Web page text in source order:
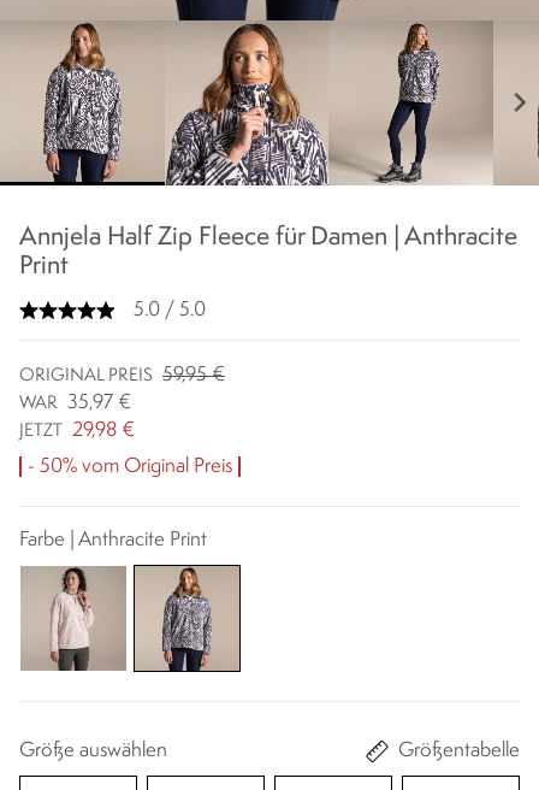
chevron_right
Annjela Half Zip Fleece für Damen | Anthracite
Print
5.0 / 5.0
ORIGINAL PREIS 59,95 €
WAR 35,97 €
JETZT 29,98 €
- 50% vom Original Preis
Farbe | Anthracite Print
Größe auswählen Größentabelle